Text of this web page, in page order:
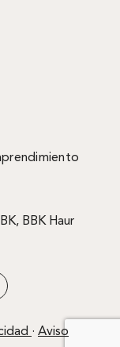
BBK Haur
· Aviso